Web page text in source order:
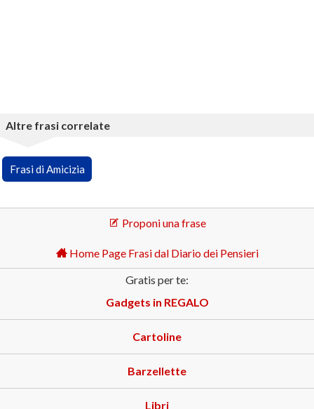
Altre frasi correlate
Frasi di Amicizia
Proponi una frase
Home Page Frasi dal Diario dei Pensieri
Gratis per te:
Gadgets in REGALO
Cartoline
Barzellette
Libri